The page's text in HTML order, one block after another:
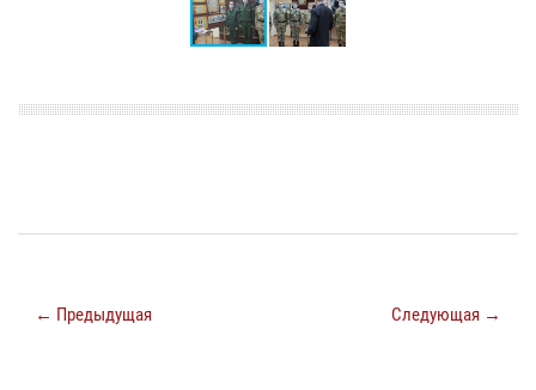
← Предыдущая Следующая →